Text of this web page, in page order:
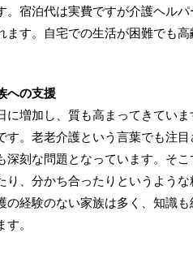
。宿泊代は実費ですが介護ヘル
ます。自宅での生活が困難でも
への支援
に増加し、質も高まってきてい
す。老老介護という言葉でも注
深刻な問題となっています。そ
り、分かち合ったりというよう
の経験のない家族は多く、知識
。